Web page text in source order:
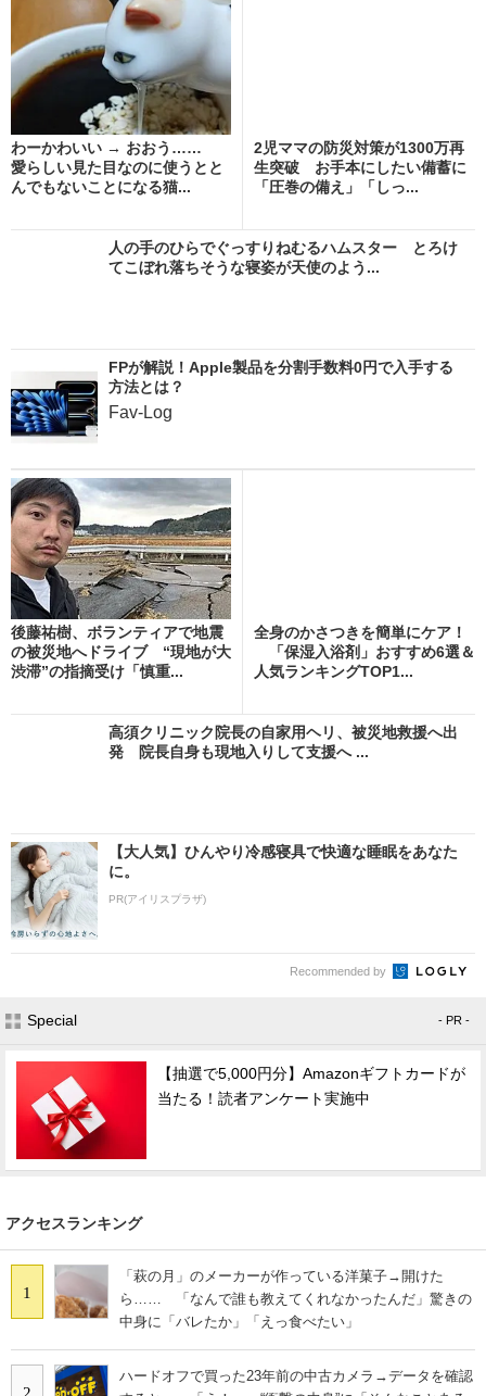
わーかわいい → おおう……
愛らしい見た目なのに使うとと
んでもないことになる猫...
2児ママの防災対策が1300万再
生突破 お手本にしたい備蓄に
「圧巻の備え」「しっ...
人の手のひらでぐっすりねむるハムスター とろけ
てこぼれ落ちそうな寝姿が天使のよう...
FPが解説！Apple製品を分割手数料0円で入手する
方法とは？
Fav-Log
後藤祐樹、ボランティアで地震
の被災地へドライブ “現地が大
渋滞”の指摘受け「慎重...
全身のかさつきを簡単にケア！
「保湿入浴剤」おすすめ6選＆
人気ランキングTOP1...
高須クリニック院長の自家用ヘリ、被災地救援へ出
発 院長自身も現地入りして支援へ ...
【大人気】ひんやり冷感寝具で快適な睡眠をあなた
に。
PR(アイリスプラザ)
Recommended by
Special - PR -
【抽選で5,000円分】Amazonギフトカードが
当たる！読者アンケート実施中
アクセスランキング
1
「萩の月」のメーカーが作っている洋菓子→開けた
ら…… 「なんで誰も教えてくれなかったんだ」驚きの
中身に「バレたか」「えっ食べたい」
ハードオフで買った23年前の中古カメラ→データを確認